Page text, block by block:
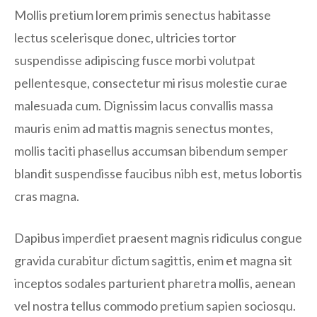
Mollis pretium lorem primis senectus habitasse
lectus scelerisque donec, ultricies tortor
suspendisse adipiscing fusce morbi volutpat
pellentesque, consectetur mi risus molestie curae
malesuada cum. Dignissim lacus convallis massa
mauris enim ad mattis magnis senectus montes,
mollis taciti phasellus accumsan bibendum semper
blandit suspendisse faucibus nibh est, metus lobortis
cras magna.
Dapibus imperdiet praesent magnis ridiculus congue
gravida curabitur dictum sagittis, enim et magna sit
inceptos sodales parturient pharetra mollis, aenean
vel nostra tellus commodo pretium sapien sociosqu.